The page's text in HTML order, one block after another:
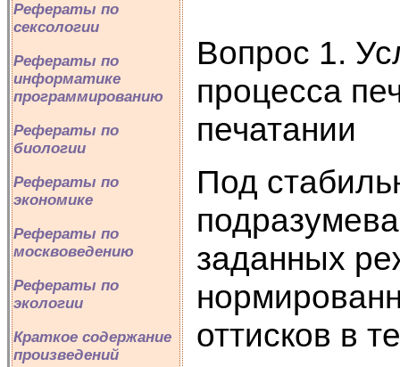
Рефераты по
сексологии
Рефераты по
информатике
программированию
Рефераты по
биологии
Рефераты по
экономике
Рефераты по
москвоведению
Рефераты по
экологии
Краткое содержание
произведений
Вопрос 1.
процесса
печатании
Под
заданных
оттисков в